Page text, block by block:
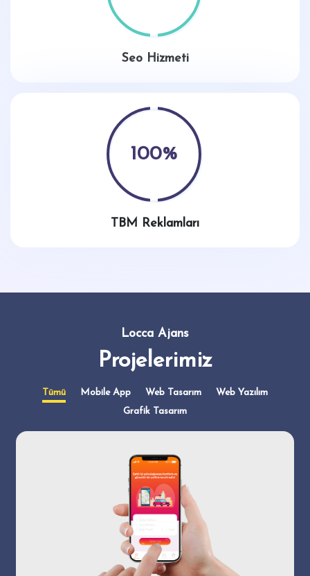
Seo Hizmeti
100%
TBM Reklamları
Locca Ajans
Projelerimiz
Tümü Mobile App Web Tasarım
Web Yazılım
Grafik Tasarım